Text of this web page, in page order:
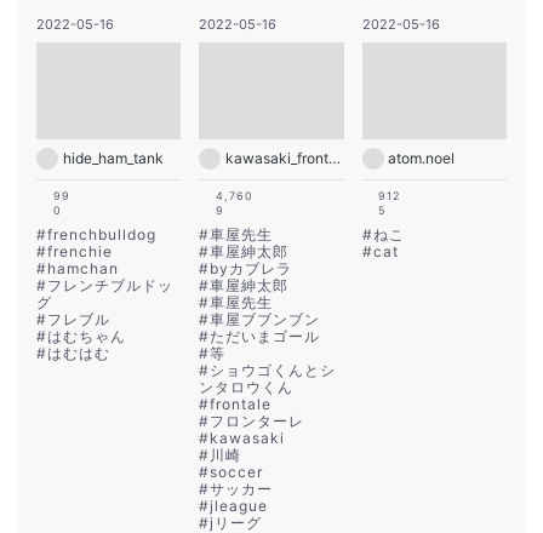
2022-05-16
hide_ham_tank
99
0
#frenchbulldog
#frenchie
#hamchan
#フレンチブルドッ
グ
#フレブル
#はむちゃん
#はむはむ
2022-05-16
kawasaki_frontale
4,760
9
#車屋先生
#車屋紳太郎
#byカブレラ
#車屋紳太郎
#車屋先生
#車屋ブブンブン
#ただいまゴール
#等
#ショウゴくんとシ
ンタロウくん
#frontale
#フロンターレ
#kawasaki
# 川崎
#soccer
#サッカー
#jleague
#jリーグ
2022-05-16
atom.noel
912
5
#ねこ
#cat